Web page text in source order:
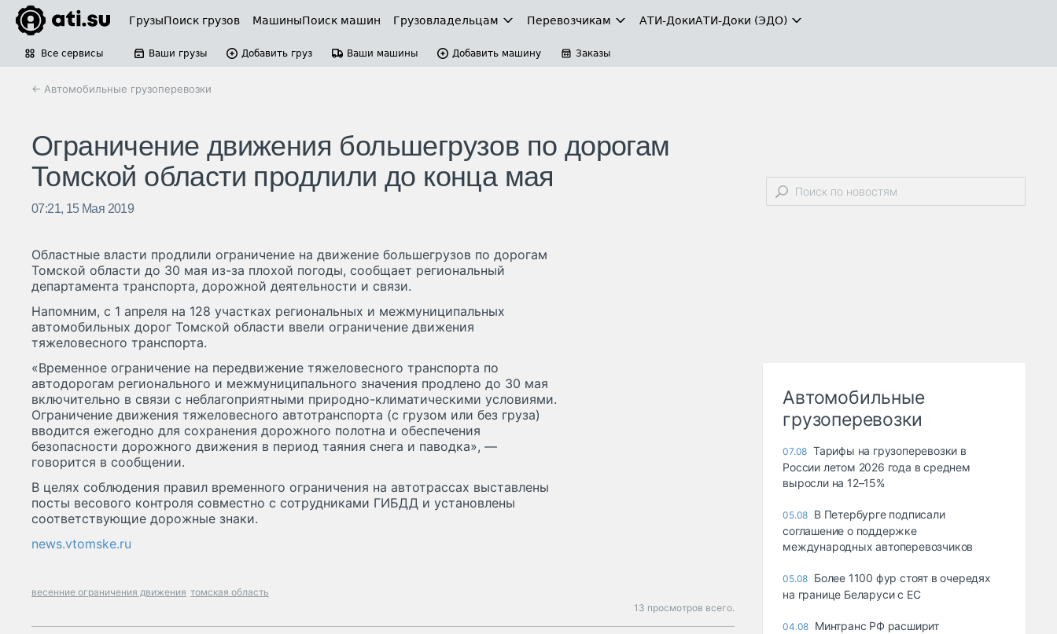
ГрузыПоиск грузов МашиныПоиск машин Грузовладельцам Перевозчикам АТИ-ДокиАТИ-Доки (ЭДО)
Все сервисы Ваши грузы Добавить груз Ваши машины Добавить машину Заказы
← Автомобильные грузоперевозки
Ограничение движения большегрузов по дорогам
Томской области продлили до конца мая
07:21, 15 Мая 2019
Областные власти продлили ограничение на движение большегрузов по дорогам
Томской области до 30 мая из-за плохой погоды, сообщает региональный
департамента транспорта, дорожной деятельности и связи.
Напомним, с 1 апреля на 128 участках региональных и межмуниципальных
автомобильных дорог Томской области ввели ограничение движения
тяжеловесного транспорта.
«Временное ограничение на передвижение тяжеловесного транспорта по
автодорогам регионального и межмуниципального значения продлено до 30 мая
включительно в связи с неблагоприятными природно-климатическими условиями.
Ограничение движения тяжеловесного автотранспорта (с грузом или без груза)
вводится ежегодно для сохранения дорожного полотна и обеспечения
безопасности дорожного движения в период таяния снега и паводка», —
говорится в сообщении.
В целях соблюдения правил временного ограничения на автотрассах выставлены
посты весового контроля совместно с сотрудниками ГИБДД и установлены
соответствующие дорожные знаки.
news.vtomske.ru
весенние ограничения движения томская область
13 просмотров всего.
Автомобильные
грузоперевозки
07.08 Тарифы на грузоперевозки в
России летом 2026 года в среднем
выросли на 12–15%
05.08 В Петербурге подписали
соглашение о поддержке
международных автоперевозчиков
05.08 Более 1100 фур стоят в очередях
на границе Беларуси с ЕС
04.08 Минтранс РФ расширит